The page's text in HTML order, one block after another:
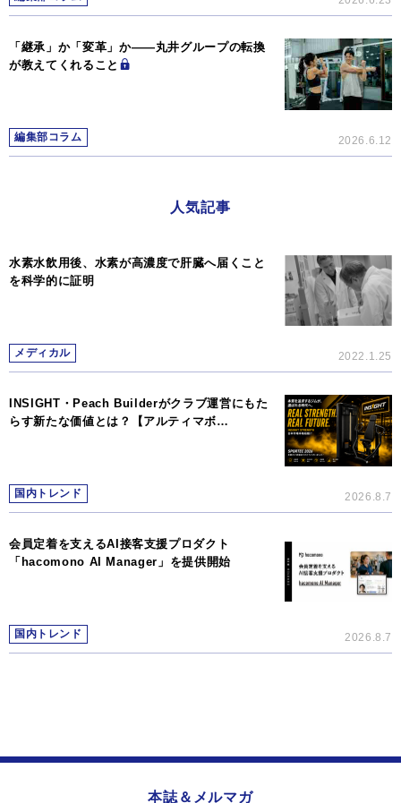
「継承」か「変革」か―—丸井グループの転換
が教えてくれること
編集部コラム 2026.6.12
人気記事
水素水飲用後、水素が高濃度で肝臓へ届くこと
を科学的に証明
メディカル 2022.1.25
INSIGHT・Peach Builderがクラブ運営にもた
らす新たな価値とは？【アルティマボ…
国内トレンド 2026.8.7
会員定着を支えるAI接客支援プロダクト
「hacomono AI Manager」を提供開始
国内トレンド 2026.8.7
本誌＆メルマガ